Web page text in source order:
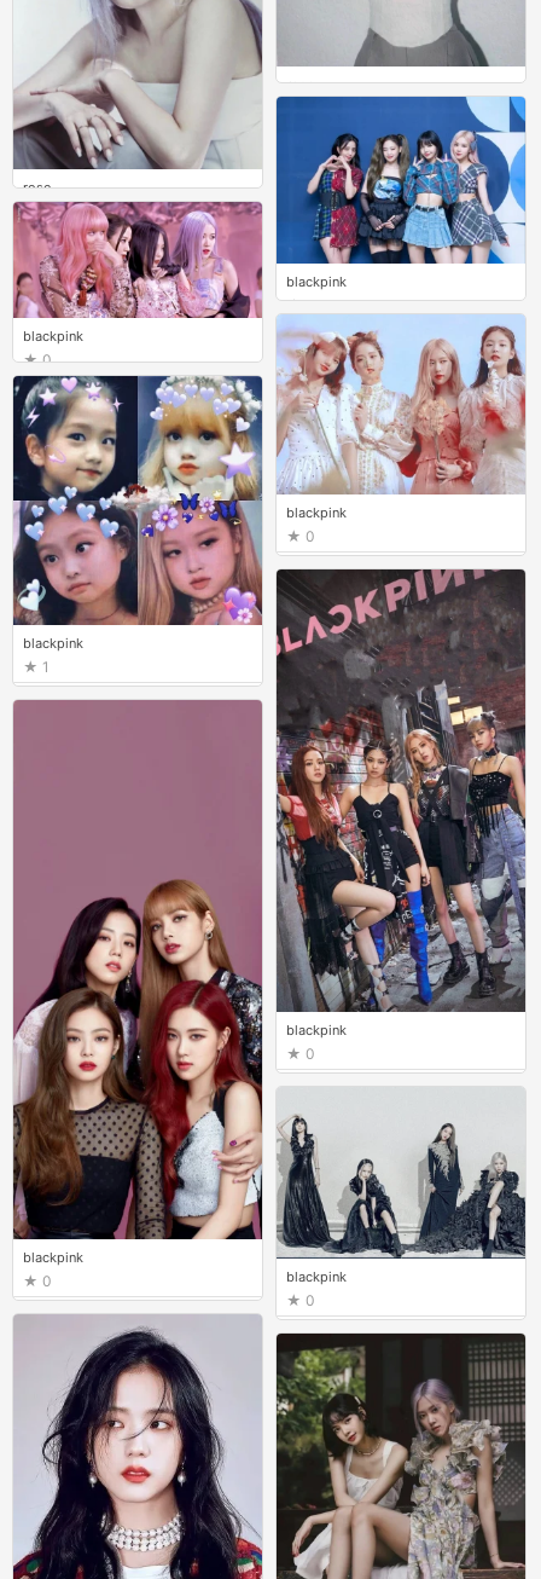
blackpink
0
blackpink
0
blackpink
0
blackpink
0
blackpink
1
blackpink
0 blackpink
0
rose
rose
0